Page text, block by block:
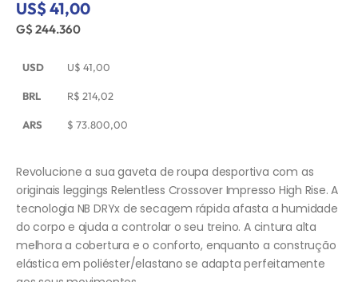
US$ 41,00
G$ 244.360
USD U$ 41,00
BRL R$ 214,02
ARS $ 73.800,00
Revolucione a sua gaveta de roupa desportiva com as
originais leggings Relentless Crossover Impresso High Rise. A
tecnologia NB DRYx de secagem rápida afasta a humidade
do corpo e ajuda a controlar o seu treino. A cintura alta
melhora a cobertura e o conforto, enquanto a construção
elástica em poliéster/elastano se adapta perfeitamente